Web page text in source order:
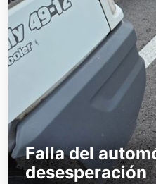
Falla del
desesperación